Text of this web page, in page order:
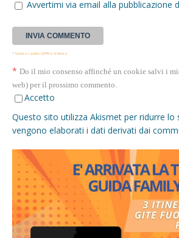
Avvertimi via email alla pubblicazione
* Questa casella GDPR è richiesta
* Do il mio consenso affinché un cookie salvi i
web) per il prossimo commento.
Accetto
Questo sito utilizza Akismet per ridurre lo
vengono elaborati i dati derivati dai